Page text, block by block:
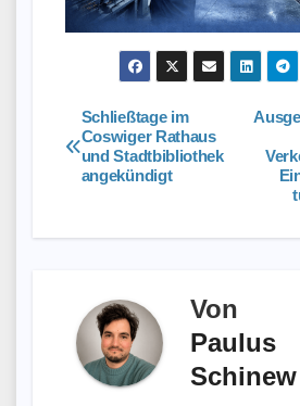
Schließtage im
Coswiger Rathaus
und Stadtbibliothek
angekündigt
Von
Paulus
Schinew